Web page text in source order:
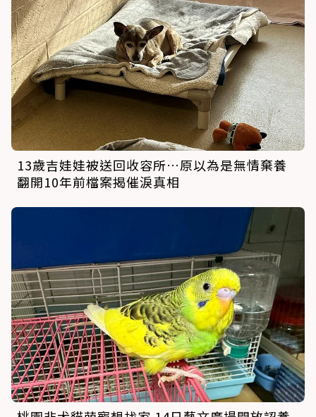
13歲吉娃娃被送回收容所…原以為是無情棄養
翻開10年前檔案揭催淚真相